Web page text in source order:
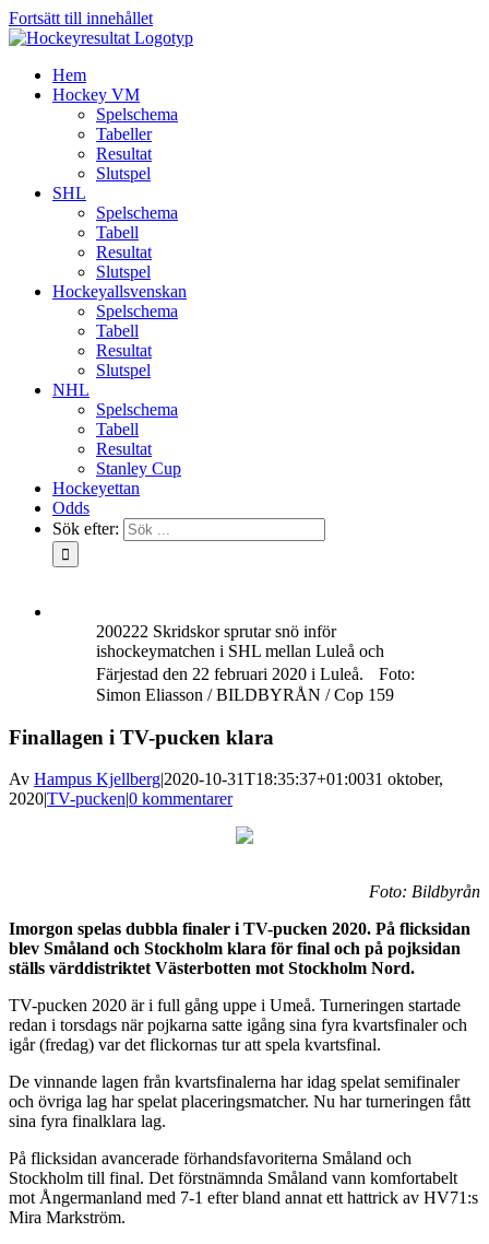
Fortsätt till innehållet
Hem
Hockey VM
Spelschema
Tabeller
Resultat
Slutspel
SHL
Spelschema
Tabell
Resultat
Slutspel
Hockeyallsvenskan
Spelschema
Tabell
Resultat
Slutspel
NHL
Spelschema
Tabell
Resultat
Stanley Cup
Hockeyettan
Odds
Sök efter:
200222 Skridskor sprutar snö inför
ishockeymatchen i SHL mellan Luleå och
Färjestad den 22 februari 2020 i Luleå. Foto:
Simon Eliasson / BILDBYRÅN / Cop 159
Finallagen i TV-pucken klara
Av Hampus Kjellberg|2020-10-31T18:35:37+01:0031 oktober,
2020|TV-pucken|0 kommentarer
Foto: Bildbyrån
Imorgon spelas dubbla finaler i TV-pucken 2020. På flicksidan
blev Småland och Stockholm klara för final och på pojksidan
ställs värddistriktet Västerbotten mot Stockholm Nord.
TV-pucken 2020 är i full gång uppe i Umeå. Turneringen startade
redan i torsdags när pojkarna satte igång sina fyra kvartsfinaler och
igår (fredag) var det flickornas tur att spela kvartsfinal.
De vinnande lagen från kvartsfinalerna har idag spelat semifinaler
och övriga lag har spelat placeringsmatcher. Nu har turneringen fått
sina fyra finalklara lag.
På flicksidan avancerade förhandsfavoriterna Småland och
Stockholm till final. Det förstnämnda Småland vann komfortabelt
mot Ångermanland med 7-1 efter bland annat ett hattrick av HV71:s
Mira Markström.